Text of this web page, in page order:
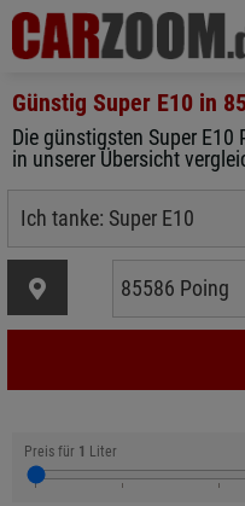
Günstig Super E10 in
Die günstigsten Super
in unserer Übersicht
Preis für 1 Liter